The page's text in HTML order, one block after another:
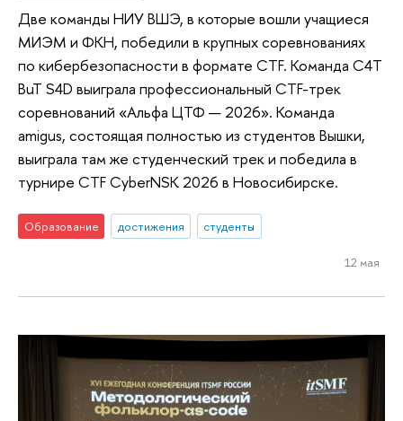
Две команды НИУ ВШЭ, в которые вошли учащиеся
МИЭМ и ФКН, победили в крупных соревнованиях
по кибербезопасности в формате CTF. Команда C4T
BuT S4D выиграла профессиональный CTF-трек
соревнований «Альфа ЦТФ — 2026». Команда
amigus, состоящая полностью из студентов Вышки,
выиграла там же студенческий трек и победила в
турнире CTF CyberNSK 2026 в Новосибирске.
Образование достижения студенты
12 мая